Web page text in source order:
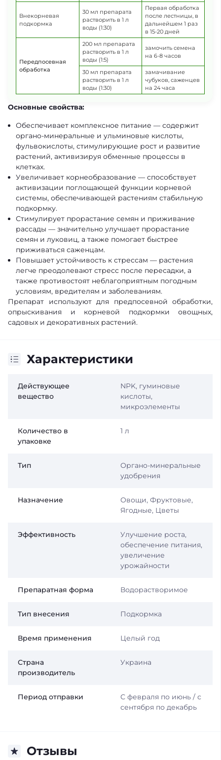
Внекорневая
подкормка
30 мл препарата
растворить в 1 л
воды (1:30)
Первая обработка
после лестницы, в
дальнейшем 1 раз
в 15-20 дней
Передпосевная
обработка
200 мл препарата
растворить в 1 л
воды (1:5)
замочить семена
на 6-8 часов
30 мл препарата
растворить в 1 л
воды (1:30)
замачивание
чубуков, саженцев
на 24 часа
Основные свойства:
Обеспечивает комплексное питание — содержит
органо-минеральные и ульминовые кислоты,
фульвокислоты, стимулирующие рост и развитие
растений, активизируя обменные процессы в
клетках.
Увеличивает корнеобразование — способствует
активизации поглощающей функции корневой
системы, обеспечивающей растениям стабильную
подкормку.
Стимулирует прорастание семян и приживание
рассады — значительно улучшает прорастание
семян и луковиц, а также помогает быстрее
приживаться саженцам.
Повышает устойчивость к стрессам — растения
легче преодолевают стресс после пересадки, а
также противостоят неблагоприятным погодным
условиям, вредителям и заболеваниям.
Препарат используют для предпосевной обработки,
опрыскивания и корневой подкормки овощных,
садовых и декоративных растений.
Характеристики
Действующее
вещество
NPK, гуминовые
кислоты,
микроэлементы
Количество в
упаковке
1 л
Тип
Органо-минеральные
удобрения
Назначение
Овощи, Фруктовые,
Ягодные, Цветы
Эффективность
Улучшение роста,
обеспечение питания,
увеличение
урожайности
Препаратная форма Водорастворимое
Тип внесения Подкормка
Время применения Целый год
Страна
производитель
Украина
Период отправки
С февраля по июнь / с
сентября по декабрь
Отзывы